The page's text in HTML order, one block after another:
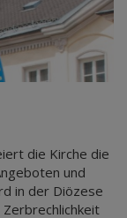
die Kirche die
und
in der Diözese